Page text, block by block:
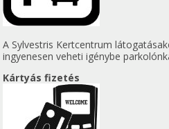
A Sylvestris Kertcentrum
ingyenesen veheti igénybe
Kártyás fizetés